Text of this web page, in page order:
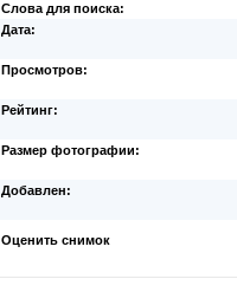
Слова для поиска:
Дата:
Просмотров:
Рейтинг:
Размер фотографии:
Добавлен:
Оценить снимок